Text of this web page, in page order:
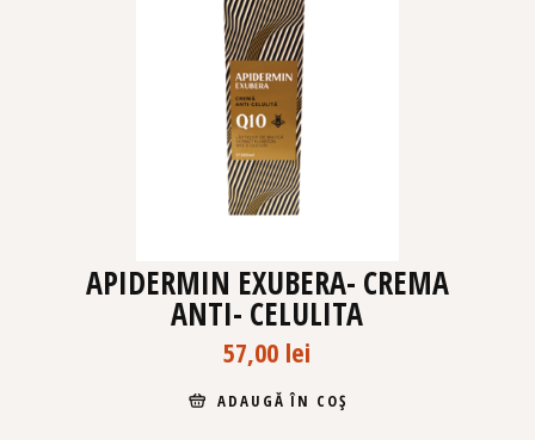
APIDERMIN EXUBERA- CREMA
ANTI- CELULITA
57,00 lei
ADAUGĂ ÎN COȘ